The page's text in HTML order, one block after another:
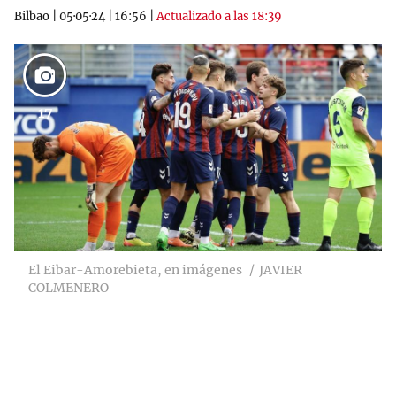
Bilbao 05·05·24 16:56 |Actualizado a las 18:39
17
El Eibar-Amorebieta, en imágenes
JAVIER
COLMENERO